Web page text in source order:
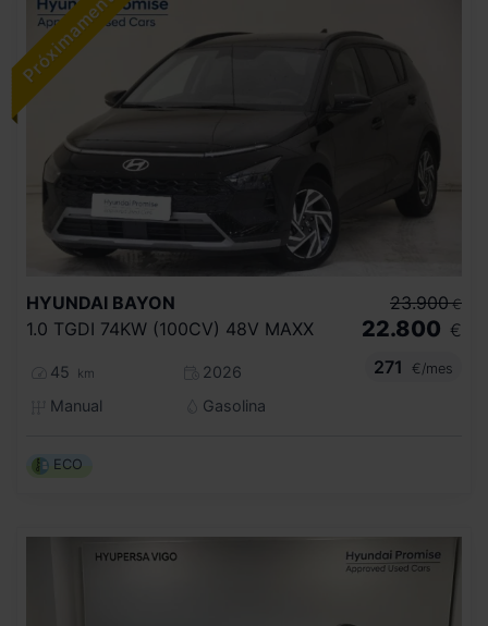
HYUNDAI BAYON
1.0 TGDI 74KW (100CV) 48V MAXX
45 km
2026
Manual
Gasolina
23.900 €
22.800 €
271
€/mes
ECO